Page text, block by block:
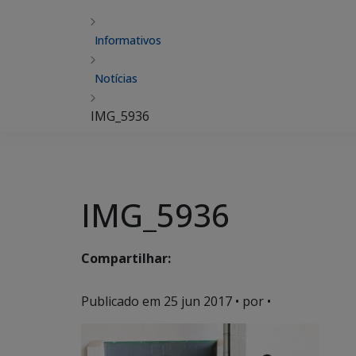
Informativos
Notícias
IMG_5936
IMG_5936
Compartilhar:
Publicado em 25 jun 2017 • por •